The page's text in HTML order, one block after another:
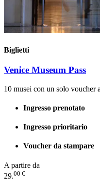
Biglietti
Venice Museum Pass
10 musei con un solo voucher
Ingresso prenotato
Ingresso prioritario
Voucher da stampare
A partire da
29.00 €